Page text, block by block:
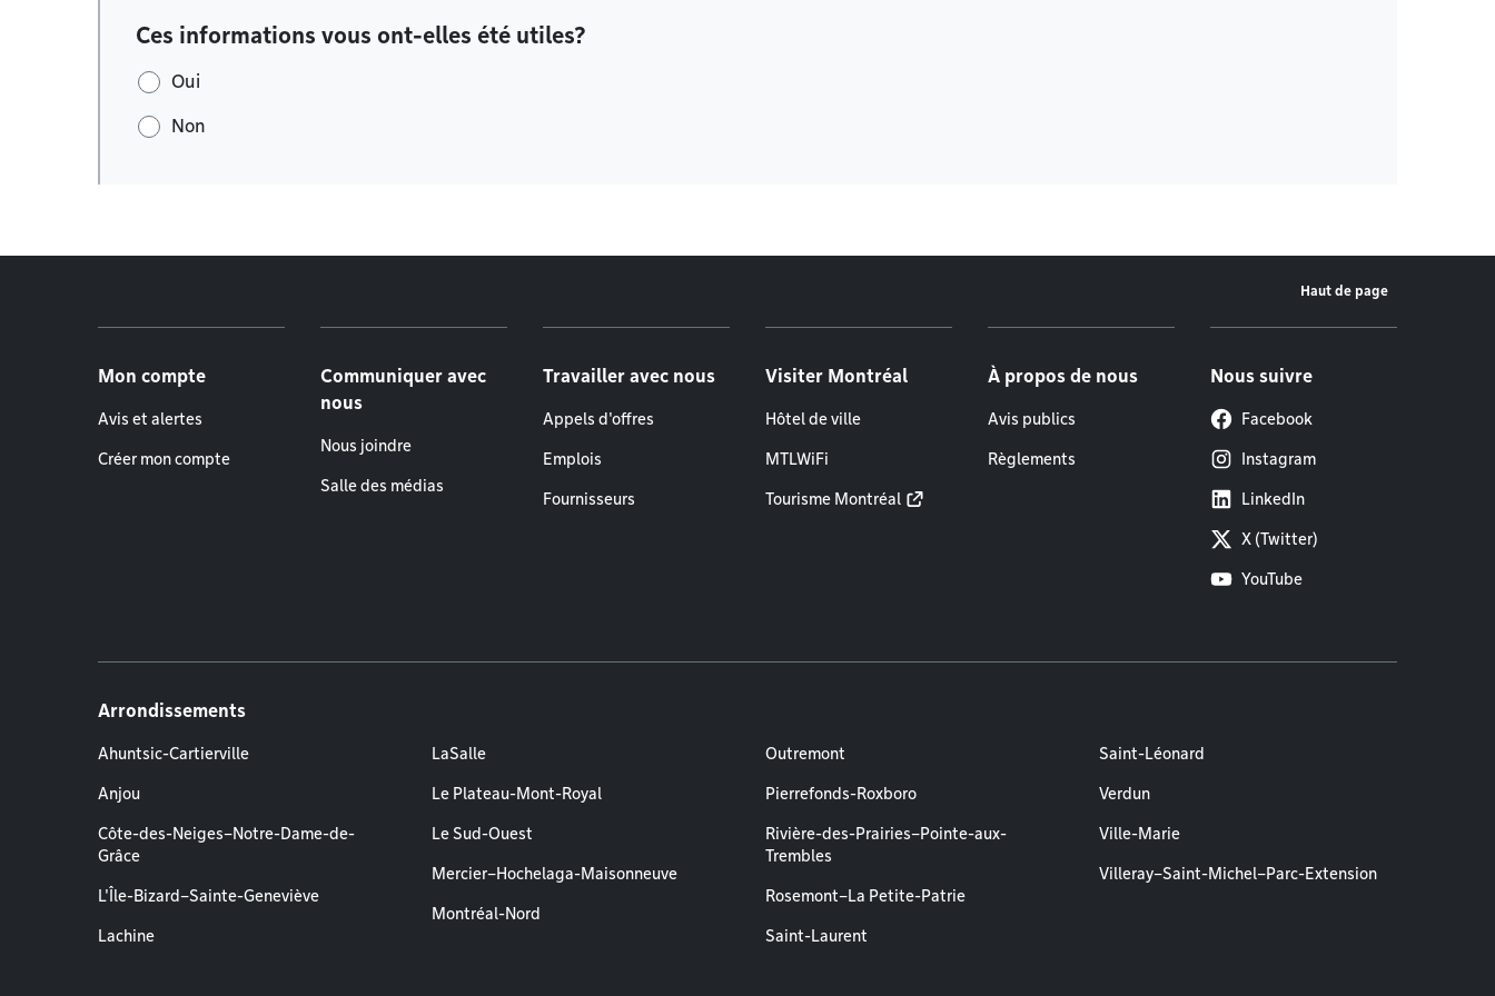
Ces informations vous ont-elles été utiles?
Oui
Non
Haut de page
Mon compte
Avis et alertes
Créer mon compte
Communiquer avec
nous
Nous joindre
Salle des médias
Travailler avec nous
Appels d'offres
Emplois
Fournisseurs
Visiter Montréal
Hôtel de ville
MTLWiFi
Tourisme Montréal
À propos de nous
Avis publics
Règlements
Nous suivre
Facebook
Instagram
LinkedIn
X (Twitter)
YouTube
Arrondissements
Ahuntsic-Cartierville
Anjou
Côte-des-Neiges–Notre-Dame-de-
Grâce
L'Île-Bizard–Sainte-Geneviève
Lachine
LaSalle
Le Plateau-Mont-Royal
Le Sud-Ouest
Mercier–Hochelaga-Maisonneuve
Montréal-Nord
Outremont
Pierrefonds-Roxboro
Rivière-des-Prairies–Pointe-aux-
Trembles
Rosemont–La Petite-Patrie
Saint-Laurent
Saint-Léonard
Verdun
Ville-Marie
Villeray–Saint-Michel–Parc-Extension